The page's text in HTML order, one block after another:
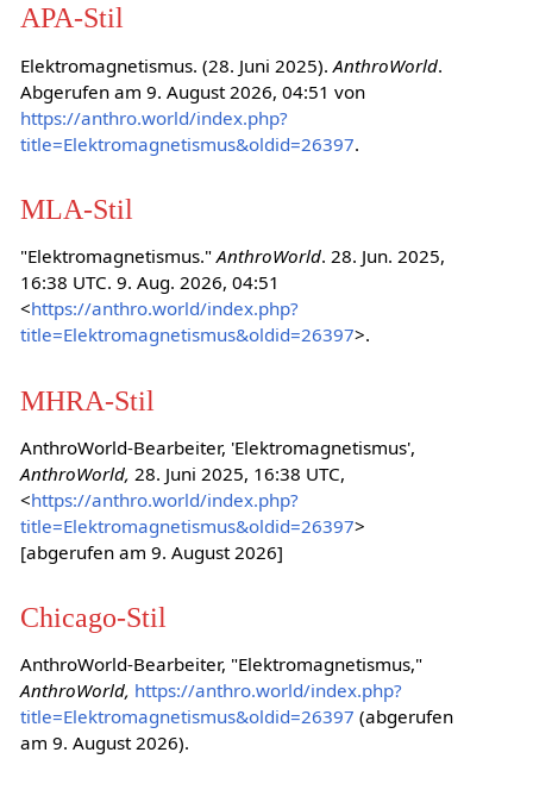
APA-Stil
Elektromagnetismus. (28. Juni 2025). AnthroWorld.
Abgerufen am 9. August 2026, 04:51 von
https://anthro.world/index.php?
title=Elektromagnetismus&oldid=26397.
MLA-Stil
"Elektromagnetismus."AnthroWorld. 28. Jun. 2025,
16:38 UTC. 9. Aug. 2026, 04:51
<https://anthro.world/index.php?
title=Elektromagnetismus&oldid=26397>.
MHRA-Stil
AnthroWorld-Bearbeiter, 'Elektromagnetismus',
AnthroWorld, 28. Juni 2025, 16:38 UTC,
<https://anthro.world/index.php?
title=Elektromagnetismus&oldid=26397>
[abgerufen am 9. August 2026]
Chicago-Stil
AnthroWorld-Bearbeiter, "Elektromagnetismus,"
AnthroWorld, https://anthro.world/index.php?
title=Elektromagnetismus&oldid=26397 (abgerufen
am 9. August 2026).